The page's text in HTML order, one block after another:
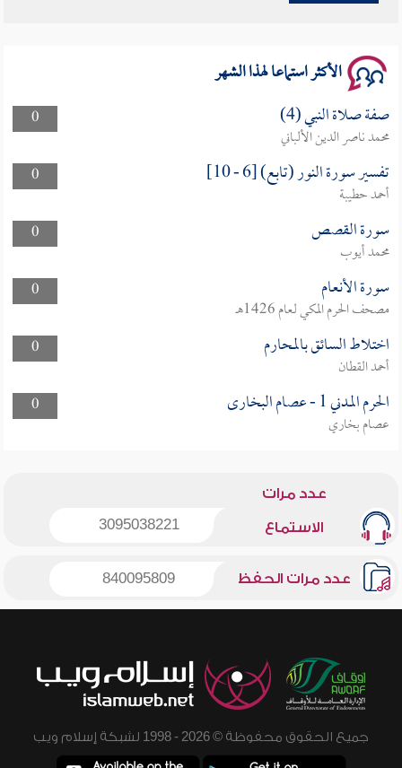
الأكثر استماعا لهذا الشهر
0 صفة صلاة النبي (4)
محمد ناصر الدين الألباني
0
تفسير سورة النور (تابع) [6 - 10]
أحمد حطيبة
0
سورة القصص
محمد أيوب
0
سورة الأنعام
مصحف الحرم المكي لعام 1426هـ
0
اختلاط السائق بالمحارم
أحمد القطان
0
الحرم المدني 1 - عصام البخارى
عصام بخاري
عدد مرات
الاستماع 3095038221
عدد مرات الحفظ 840095809
جميع الحقوق محفوظة © 2026 - 1998 لشبكة إسلام ويب